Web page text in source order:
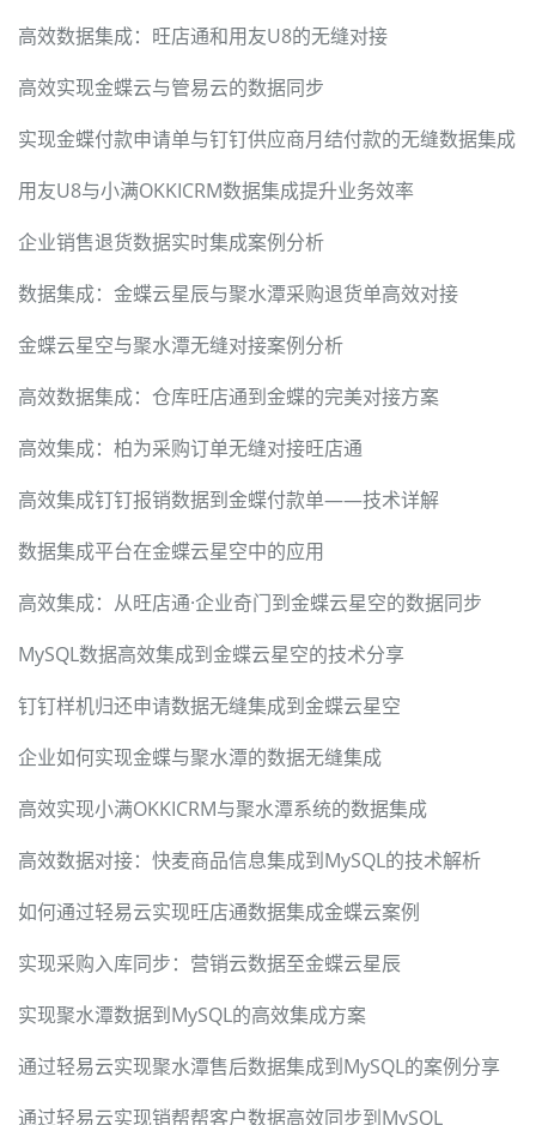
高效数据集成：旺店通和用友U8的无缝对接
高效实现金蝶云与管易云的数据同步
实现金蝶付款申请单与钉钉供应商月结付款的无缝数据集成
用友U8与小满OKKICRM数据集成提升业务效率
企业销售退货数据实时集成案例分析
数据集成：金蝶云星辰与聚水潭采购退货单高效对接
金蝶云星空与聚水潭无缝对接案例分析
高效数据集成：仓库旺店通到金蝶的完美对接方案
高效集成：柏为采购订单无缝对接旺店通
高效集成钉钉报销数据到金蝶付款单——技术详解
数据集成平台在金蝶云星空中的应用
高效集成：从旺店通·企业奇门到金蝶云星空的数据同步
MySQL数据高效集成到金蝶云星空的技术分享
钉钉样机归还申请数据无缝集成到金蝶云星空
企业如何实现金蝶与聚水潭的数据无缝集成
高效实现小满OKKICRM与聚水潭系统的数据集成
高效数据对接：快麦商品信息集成到MySQL的技术解析
如何通过轻易云实现旺店通数据集成金蝶云案例
实现采购入库同步：营销云数据至金蝶云星辰
实现聚水潭数据到MySQL的高效集成方案
通过轻易云实现聚水潭售后数据集成到MySQL的案例分享
通过轻易云实现销帮帮客户数据高效同步到MySQL